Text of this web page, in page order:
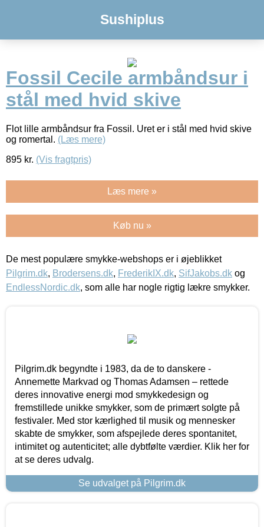
Sushiplus
Fossil Cecile armbåndsur i
stål med hvid skive
Flot lille armbåndsur fra Fossil. Uret er i stål med hvid skive
og romertal. (Læs mere)
895 kr. (Vis fragtpris)
Læs mere »
Køb nu »
De mest populære smykke-webshops er i øjeblikket
Pilgrim.dk, Brodersens.dk, FrederikIX.dk, SifJakobs.dk og
EndlessNordic.dk, som alle har nogle rigtig lækre smykker.
Pilgrim.dk begyndte i 1983, da de to danskere -
Annemette Markvad og Thomas Adamsen – rettede
deres innovative energi mod smykkedesign og
fremstillede unikke smykker, som de primært solgte på
festivaler. Med stor kærlighed til musik og mennesker
skabte de smykker, som afspejlede deres spontanitet,
intimitet og autenticitet; alle dybtfølte værdier. Klik her for
at se deres udvalg.
Se udvalget på Pilgrim.dk